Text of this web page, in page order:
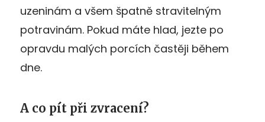
uzeninám a všem špatně stravitelným
potravinám. Pokud máte hlad, jezte po
opravdu malých porcích častěji během
dne.
A co pít při zvracení?